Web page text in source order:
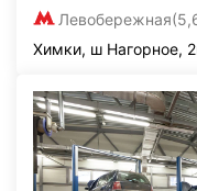
Левобережная
Химки, ш Нагорное,